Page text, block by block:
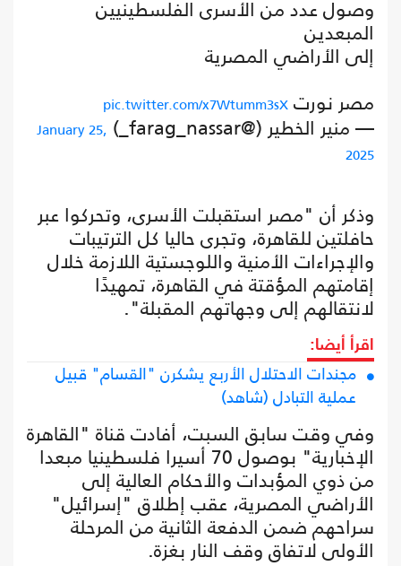
وصول عدد من الأسرى الفلسطينيين
المبعدين
إلى الأراضي المصرية
مصر نورت pic.twitter.com/x7Wtumm3sX
— منير الخطير (@farag_nassar_)
January 25,
2025
وذكر أن "مصر استقبلت الأسرى، وتحركوا عبر
حافلتين للقاهرة، وتجرى حاليا كل الترتيبات
والإجراءات الأمنية واللوجستية اللازمة خلال
إقامتهم المؤقتة في القاهرة، تمهيدًا
لانتقالهم إلى وجهاتهم المقبلة".
اقرأ أيضا:
مجندات الاحتلال الأربع يشكرن "القسام" قبيل
عملية التبادل (شاهد)
وفي وقت سابق السبت، أفادت قناة "القاهرة
الإخبارية" بوصول 70 أسيرا فلسطينيا مبعدا
من ذوي المؤبدات والأحكام العالية إلى
الأراضي المصرية، عقب إطلاق "إسرائيل"
سراحهم ضمن الدفعة الثانية من المرحلة
الأولى لاتفاق وقف النار بغزة.